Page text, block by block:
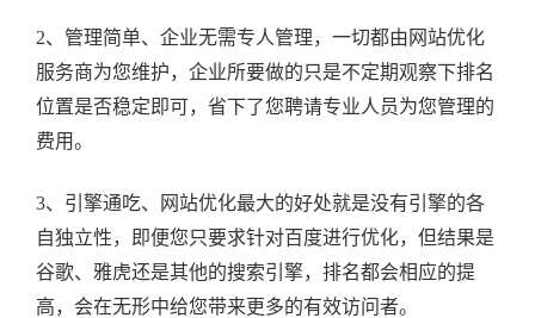
2、管理简单、企业无需专人管理，一切都由网站优化
服务商为您维护，企业所要做的只是不定期观察下排名
位置是否稳定即可，省下了您聘请专业人员为您管理的
费用。
3、引擎通吃、网站优化最大的好处就是没有引擎的各
自独立性，即便您只要求针对百度进行优化，但结果是
谷歌、雅虎还是其他的搜索引擎，排名都会相应的提
高，会在无形中给您带来更多的有效访问者。